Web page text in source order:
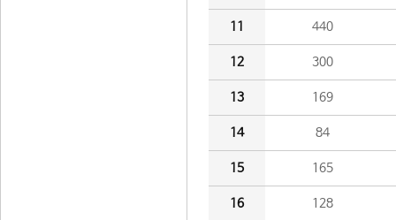
11 440
12 300
13 169
14 84
15 165
16 128